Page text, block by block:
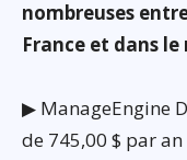
nombreuses
France et dans
▶ ManageEngine
de 745,00 $ par